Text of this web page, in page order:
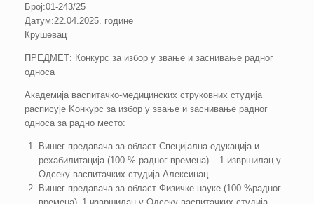
Број:01-243/25
Датум:22.04.2025. године
Крушевац
ПРЕДМЕТ: Конкурс за избор у звање и заснивање радног
односа
Академија васпитачко-медицинских струковних студија
расписује Kонкурс за избор у звање и заснивање радног
односа за радно место:
Вишег предавача за област Специјална едукација и
рехабилитација (100 % радног времена) – 1 извршилац у
Одсеку васпитачких студија Алексинац
Вишег предавача за област Физичке науке (100 %радног